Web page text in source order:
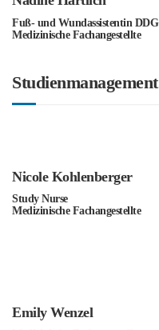
Fuß- und Wundassistentin DDG
Medizinische Fachangestellte
Studienmanagement
Nicole Kohlenberger
Study Nurse
Medizinische Fachangestellte
Emily Wenzel